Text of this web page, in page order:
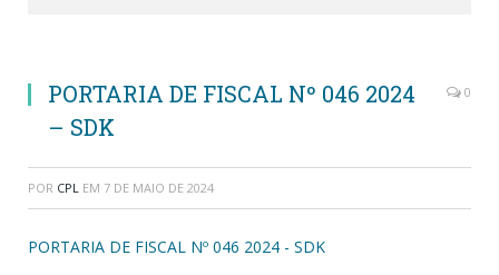
PORTARIA DE FISCAL Nº 046 2024
– SDK
0
POR CPL EM 7 DE MAIO DE 2024
PORTARIA DE FISCAL Nº 046 2024 - SDK